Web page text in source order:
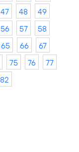
47 48
49
56 57
58
65 66
67
75 76
77
82